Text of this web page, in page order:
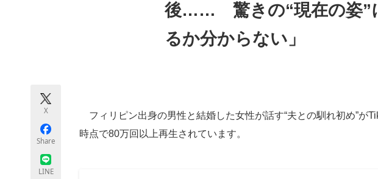
後…… 驚きの“現在の姿”
るか分からない」
X
Share
LINE
フィリピン出身の男性と結婚した女性が話す“夫との馴れ初め”が
時点で80万回以上再生されています。